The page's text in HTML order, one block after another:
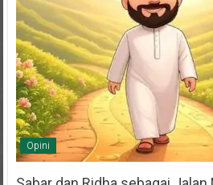
Opini
Sabar dan Ridha sebagai Jalan